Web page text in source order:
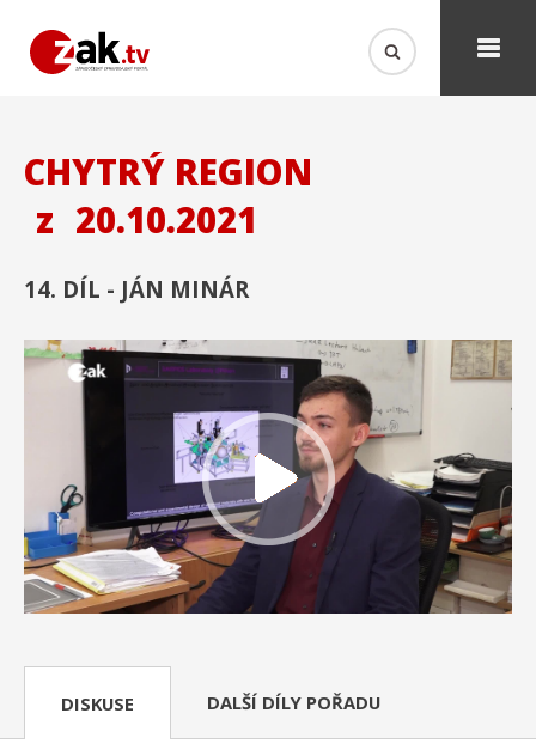
CHYTRÝ REGION
z 20.10.2021
14. DÍL - JÁN MINÁR
DISKUSE DALŠÍ DÍLY POŘADU